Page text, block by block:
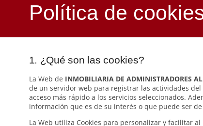
Política de
1. ¿Qué son las cookies?
La Web de INMOBILIARIA DE ADMINISTRADORES
de un servidor web para registrar las actividades
acceso más rápido a los servicios seleccionados.
información que es de su interés o que puede ser
La Web utiliza Cookies para personalizar y facilitar